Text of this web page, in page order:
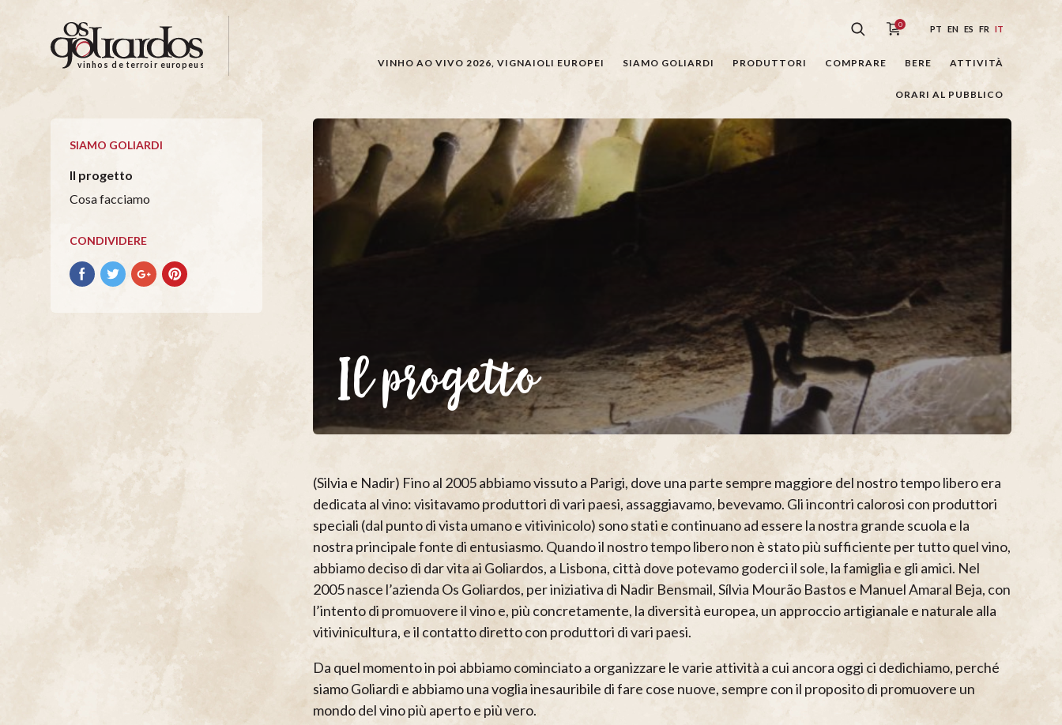
Os
Goliardos
Vinhos
Terroir
vinhos de terroir europeus
0 PT EN ES FR IT
VINHO AO VIVO 2026, VIGNAIOLI EUROPEI SIAMO GOLIARDI PRODUTTORI COMPRARE BERE ATTIVITÀ
ORARI AL PUBBLICO
SIAMO GOLIARDI
Il progetto
Cosa facciamo
CONDIVIDERE
Condividere
su
Condividere
su
Condividere
su
Condividere
su
Il progetto
(Silvia e Nadir) Fino al 2005 abbiamo vissuto a Parigi, dove una parte sempre maggiore del nostro tempo libero era
dedicata al vino: visitavamo produttori di vari paesi, assaggiavamo, bevevamo. Gli incontri calorosi con produttori
speciali (dal punto di vista umano e vitivinicolo) sono stati e continuano ad essere la nostra grande scuola e la
nostra principale fonte di entusiasmo. Quando il nostro tempo libero non è stato più sufficiente per tutto quel vino,
abbiamo deciso di dar vita ai Goliardos, a Lisbona, città dove potevamo goderci il sole, la famiglia e gli amici. Nel
2005 nasce l’azienda Os Goliardos, per iniziativa di Nadir Bensmail, Sílvia Mourão Bastos e Manuel Amaral Beja, con
l’intento di promuovere il vino e, più concretamente, la diversità europea, un approccio artigianale e naturale alla
vitivinicultura, e il contatto diretto con produttori di vari paesi.
Da quel momento in poi abbiamo cominciato a organizzare le varie attività a cui ancora oggi ci dedichiamo, perché
siamo Goliardi e abbiamo una voglia inesauribile di fare cose nuove, sempre con il proposito di promuovere un
mondo del vino più aperto e più vero.